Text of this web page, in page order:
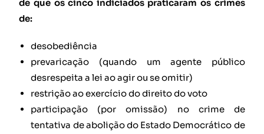
de que os cinco indiciados praticaram os crimes
de:
desobediência
prevaricação (quando um agente público
desrespeita a lei ao agir ou se omitir)
restrição ao exercício do direito do voto
participação (por omissão) no crime de
tentativa de abolição do Estado Democrático de